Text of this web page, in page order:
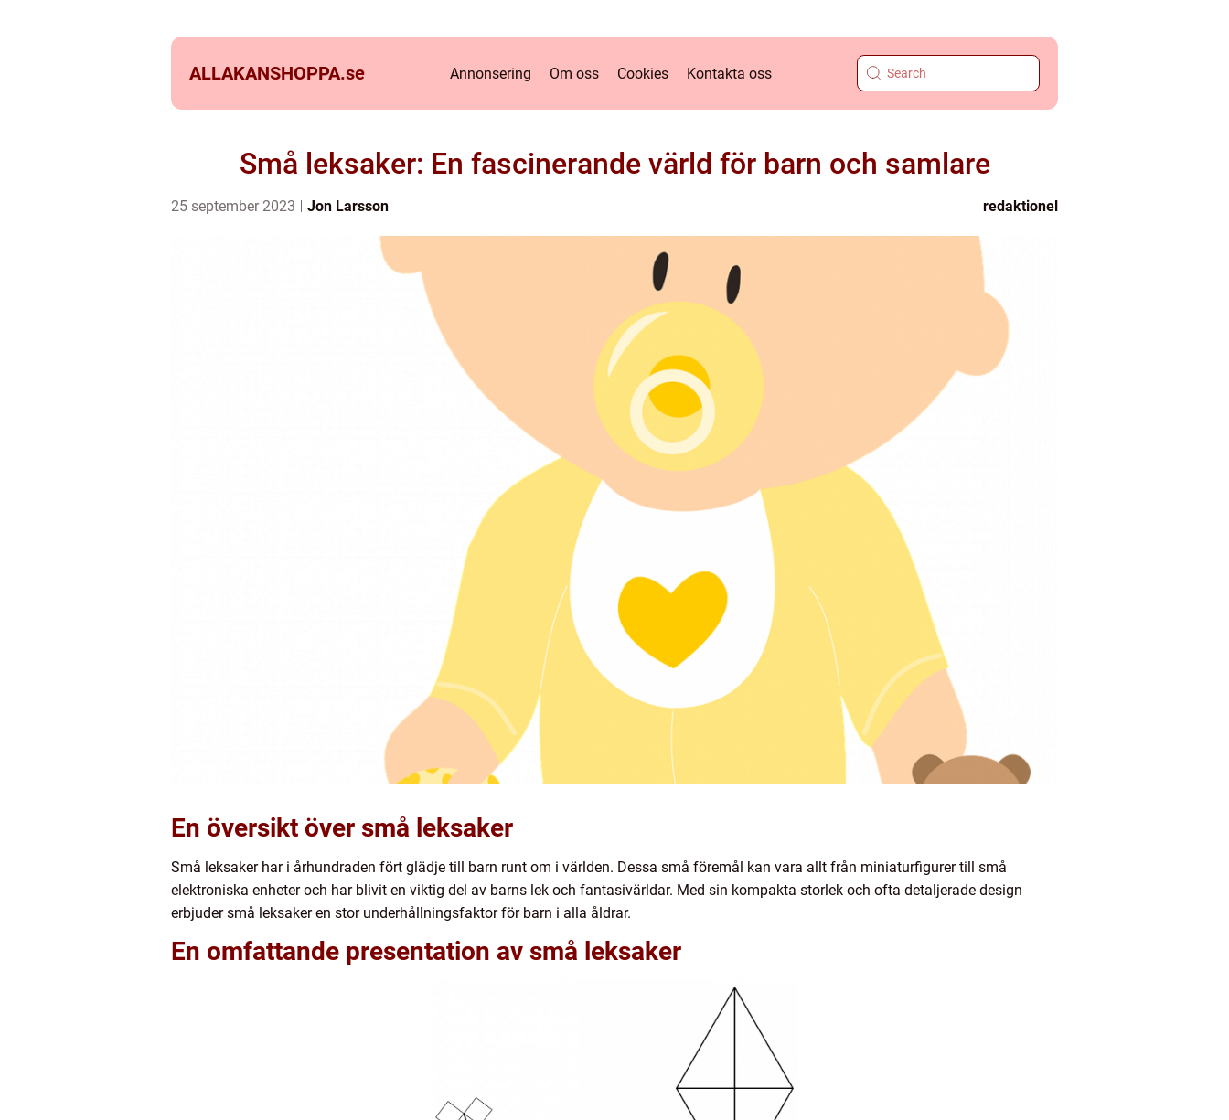
ALLAKANSHOPPA.se Annonsering Om oss Cookies Kontakta oss
Små leksaker: En fascinerande värld för barn och samlare
25 september 2023 Jon Larsson redaktionel
En översikt över små leksaker
Små leksaker har i århundraden fört glädje till barn runt om i världen. Dessa små föremål kan vara allt från miniaturfigurer till små
elektroniska enheter och har blivit en viktig del av barns lek och fantasivärldar. Med sin kompakta storlek och ofta detaljerade design
erbjuder små leksaker en stor underhållningsfaktor för barn i alla åldrar.
En omfattande presentation av små leksaker